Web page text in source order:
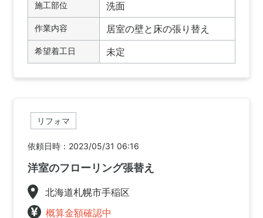
施工部位 洗面
作業内容 居室の壁と床の張り替え
希望着工日 未定
リフォマ
依頼日時：2023/05/31 06:16
洋室のフローリング張替え
北海道札幌市手稲区
概算金額確認中